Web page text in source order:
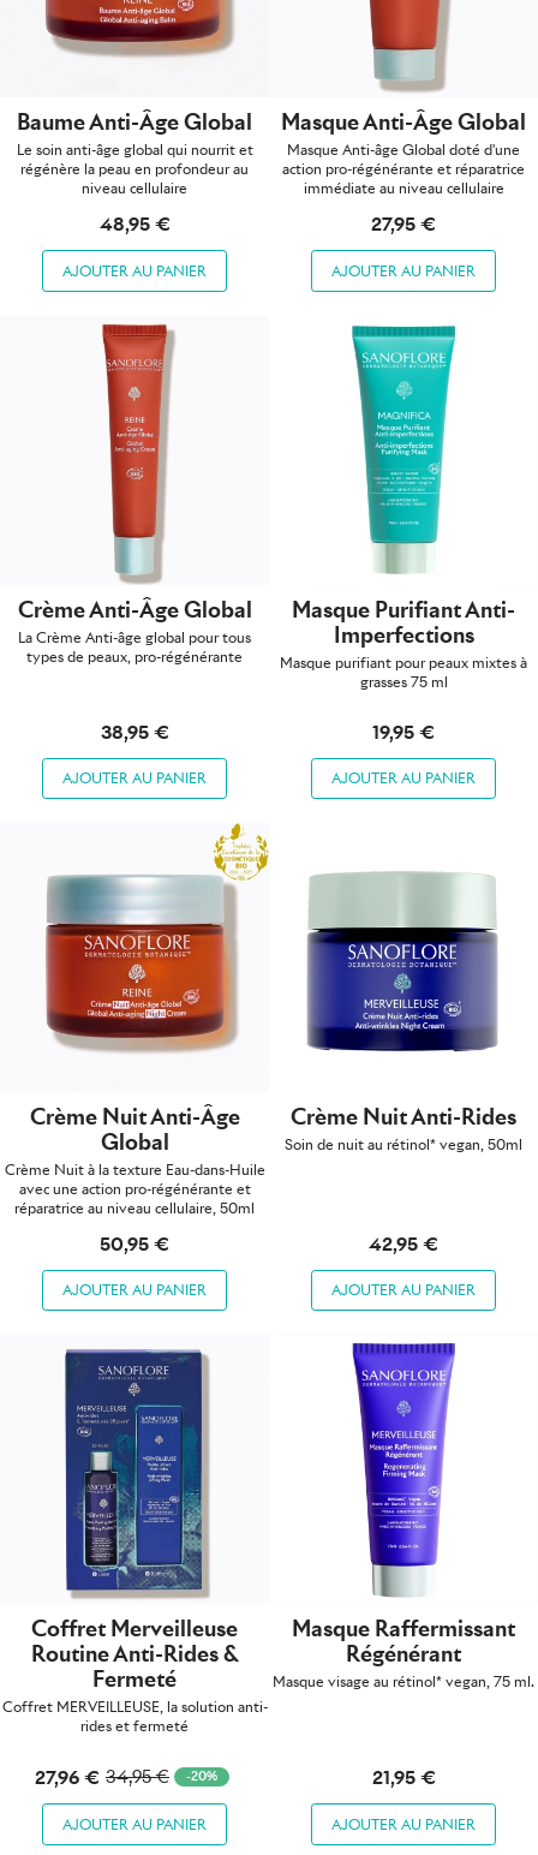
Baume Anti-Âge Global
Le soin anti-âge global qui nourrit et
régénère la peau en profondeur au
niveau cellulaire
48,95 €
AJOUTER AU PANIER
Masque Anti-Âge Global
Masque Anti-âge Global doté d'une
action pro-régénérante et réparatrice
immédiate au niveau cellulaire
27,95 €
AJOUTER AU PANIER
Crème Anti-Âge Global
La Crème Anti-âge global pour tous
types de peaux, pro-régénérante
38,95 €
AJOUTER AU PANIER
Masque Purifiant Anti-
Imperfections
Masque purifiant pour peaux mixtes à
grasses 75 ml
19,95 €
AJOUTER AU PANIER
Crème Nuit Anti-Âge
Global
Crème Nuit à la texture Eau-dans-Huile
avec une action pro-régénérante et
réparatrice au niveau cellulaire, 50ml
50,95 €
AJOUTER AU PANIER
Crème Nuit Anti-Rides
Soin de nuit au rétinol* vegan, 50ml
42,95 €
AJOUTER AU PANIER
Coffret Merveilleuse
Routine Anti-Rides &
Fermeté
Coffret MERVEILLEUSE, la solution anti-
rides et fermeté
27,96 € 34,95 € -20%
AJOUTER AU PANIER
Masque Raffermissant
Régénérant
Masque visage au rétinol* vegan, 75 ml.
21,95 €
AJOUTER AU PANIER